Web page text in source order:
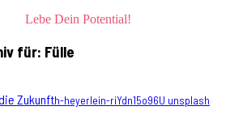
Lebe Dein Potential!
für: Fülle
h-heyerlein-riYdn15o96U unsplash